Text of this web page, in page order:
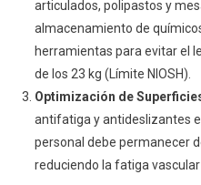
articulados, polipastos y
almacenamiento de
herramientas para evitar el
de los 23 kg (Límite NIOSH).
Optimización de
antifatiga y antideslizantes
personal debe permanecer
reduciendo la fatiga